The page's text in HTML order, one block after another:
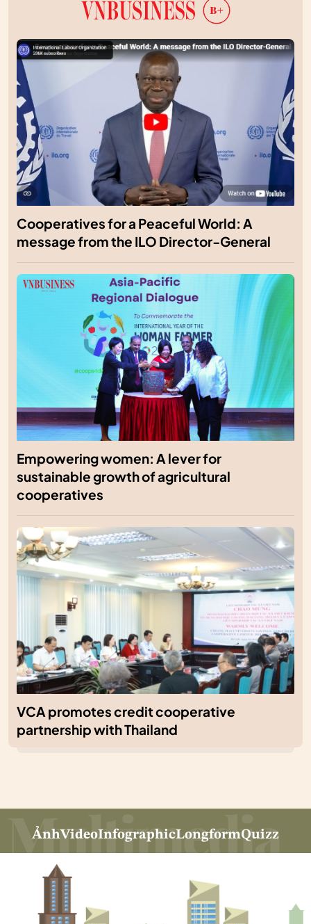
Cooperatives for a Peaceful World: A
message from the ILO Director-General
Empowering women: A lever for
sustainable growth of agricultural
cooperatives
VCA promotes credit cooperative
partnership with Thailand
ẢnhVideoInfographicLongformQuizz